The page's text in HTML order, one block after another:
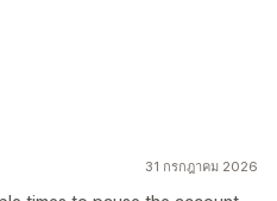
31 กรกฎาคม 2026